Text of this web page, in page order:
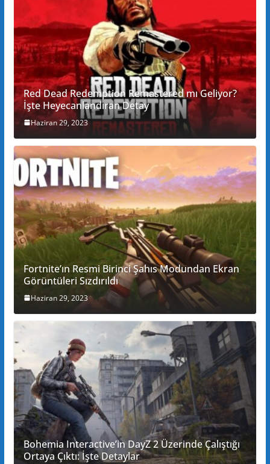
Red Dead Redemption Remastered mı Geliyor?
İşte Heyecanlandıran Detay
Haziran 29, 2023
Fortnite’ın Resmi Birinci Şahıs Modundan Ekran
Görüntüleri Sızdırıldı
Haziran 29, 2023
Bohemia Interactive’in DayZ 2 Üzerinde Çalıştığı
Ortaya Çıktı: İşte Detaylar